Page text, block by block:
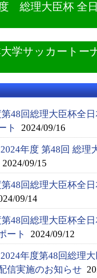
度 総理大臣杯 全
大学サッカート
第48回総理大臣杯全
ト
2024/09/16
2024年度 第48回 総
2024/09/15
第48回総理大臣杯全
09/14
第48回総理大臣杯全
ート
2024/09/12
2024年度第48回総理
信実施のお知らせ